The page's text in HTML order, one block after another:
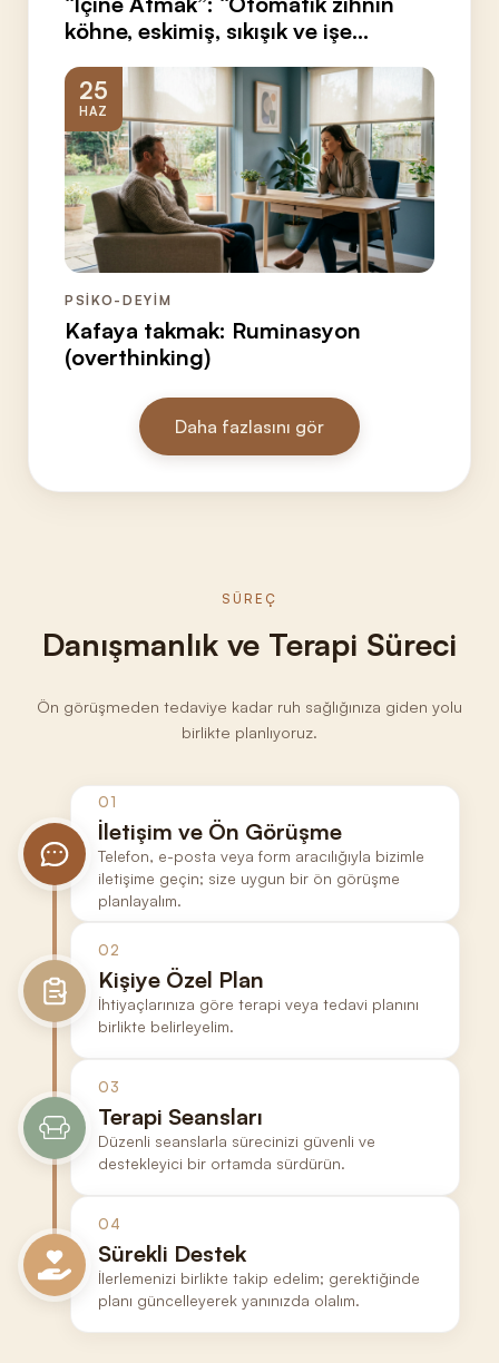
köhne, eskimiş, sıkışık ve işe
25
HAZ
PSİKO-DEYİM
Kafaya takmak: Ruminasyon
(overthinking)
Daha fazlasını gör
SÜREÇ
Danışmanlık ve Terapi Süreci
Ön görüşmeden tedaviye kadar ruh sağlığınıza giden yolu
birlikte planlıyoruz.
01
İletişim ve Ön Görüşme
Telefon, e-posta veya form aracılığıyla bizimle
iletişime geçin; size uygun bir ön görüşme
planlayalım.
02
Kişiye Özel Plan
İhtiyaçlarınıza göre terapi veya tedavi planını
birlikte belirleyelim.
03
Terapi Seansları
Düzenli seanslarla sürecinizi güvenli ve
destekleyici bir ortamda sürdürün.
04
Sürekli Destek
İlerlemenizi birlikte takip edelim; gerektiğinde
planı güncelleyerek yanınızda olalım.